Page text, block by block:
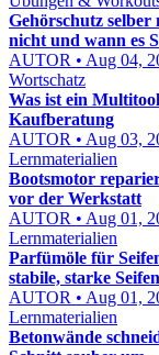
Gehörschutz
nicht und wann es
AUTOR • Aug 04,
Wortschatz
Was ist ein
Kaufberatung
AUTOR • Aug 03,
Lernmaterialien
Bootsmotor
vor der Werkstatt
AUTOR • Aug 01,
Lernmaterialien
Parfümöle für
stabile, starke Seifen
AUTOR • Aug 01,
Lernmaterialien
Betonwände